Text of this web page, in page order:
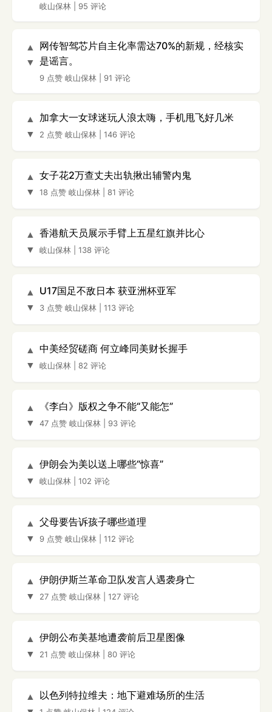
岐山保林 95 评论
▲
▼
网传智驾芯片自主化率需达70%的新规，经核实
是谣言。
9 点赞 岐山保林 91 评论
▲
▼
加拿大一女球迷玩人浪太嗨，手机甩飞好几米
2 点赞 岐山保林 146 评论
▲
▼
女子花2万查丈夫出轨揪出辅警内鬼
18 点赞 岐山保林 81 评论
▲
▼
香港航天员展示手臂上五星红旗并比心
岐山保林 138 评论
▲
▼
U17国足不敌日本 获亚洲杯亚军
3 点赞 岐山保林 113 评论
▲
▼
中美经贸磋商 何立峰同美财长握手
岐山保林 82 评论
▲
▼
《李白》版权之争不能“又能怎”
47 点赞 岐山保林 93 评论
▲
▼
伊朗会为美以送上哪些“惊喜”
岐山保林 102 评论
▲
▼
父母要告诉孩子哪些道理
9 点赞 岐山保林 112 评论
▲
▼
伊朗伊斯兰革命卫队发言人遇袭身亡
27 点赞 岐山保林 127 评论
▲
▼
伊朗公布美基地遭袭前后卫星图像
21 点赞 岐山保林 80 评论
▲
以色列特拉维夫：地下避难场所的生活